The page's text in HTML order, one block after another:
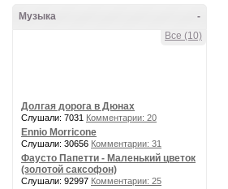
-
Музыка
Все (10)
Долгая дорога в Дюнах
Слушали: 7031 Комментарии: 20
Ennio Morricone
Слушали: 30656 Комментарии: 31
Фаусто Папетти - Маленький цветок
(золотой саксофон)
Слушали: 92997 Комментарии: 25